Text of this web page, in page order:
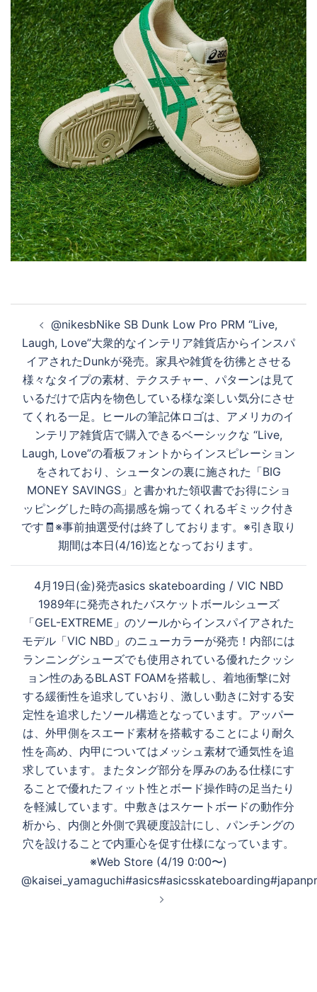
ナ
ビ
ゲ
ー
ョ
@nikesbNike SB Dunk Low Pro PRM “Live,
Laugh, Love”大衆的なインテリア雑貨店からインスパ
イアされたDunkが発売。家具や雑貨を彷彿とさせる
様々なタイプの素材、テクスチャー、パターンは見て
いるだけで店内を物色している様な楽しい気分にさせ
てくれる一足。ヒールの筆記体ロゴは、アメリカのイ
ンテリア雑貨店で購入できるベーシックな “Live,
Laugh, Love”の看板フォントからインスピレーション
をされており、シュータンの裏に施された「BIG
MONEY SAVINGS」と書かれた領収書でお得にショ
ッピングした時の高揚感を煽ってくれるギミック付き
です🧾※事前抽選受付は終了しております。※引き取り
期間は本日(4/16)迄となっております。
4月19日(金)発売asics skateboarding / VIC NBD
1989年に発売されたバスケットボールシューズ
「GEL-EXTREME」のソールからインスパイアされた
モデル「VIC NBD」のニューカラーが発売！内部には
ランニングシューズでも使用されている優れたクッシ
ョン性のあるBLAST FOAMを搭載し、着地衝撃に対
する緩衝性を追求していおり、激しい動きに対する安
定性を追求したソール構造となっています。アッパー
は、外甲側をスエード素材を搭載することにより耐久
性を高め、内甲についてはメッシュ素材で通気性を追
求しています。またタング部分を厚みのある仕様にす
ることで優れたフィット性とボード操作時の足当たり
を軽減しています。中敷きはスケートボードの動作分
析から、内側と外側で異硬度設計にし、パンチングの
穴を設けることで内重心を促す仕様になっています。
※Web Store (4/19 0:00〜)